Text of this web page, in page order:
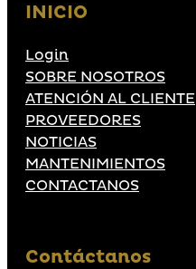
INICIO
Login
SOBRE NOSOTROS
ATENCIÓN AL CLIENTE
PROVEEDORES
NOTICIAS
MANTENIMIENTOS
CONTACTANOS
Contáctanos